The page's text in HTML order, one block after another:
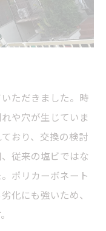
ただきました。時
や穴が生じていま
おり、交換の検討
従来の塩ビではな
ポリカーボネート
化にも強いため、